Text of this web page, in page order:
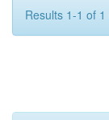
Results 1-1 of